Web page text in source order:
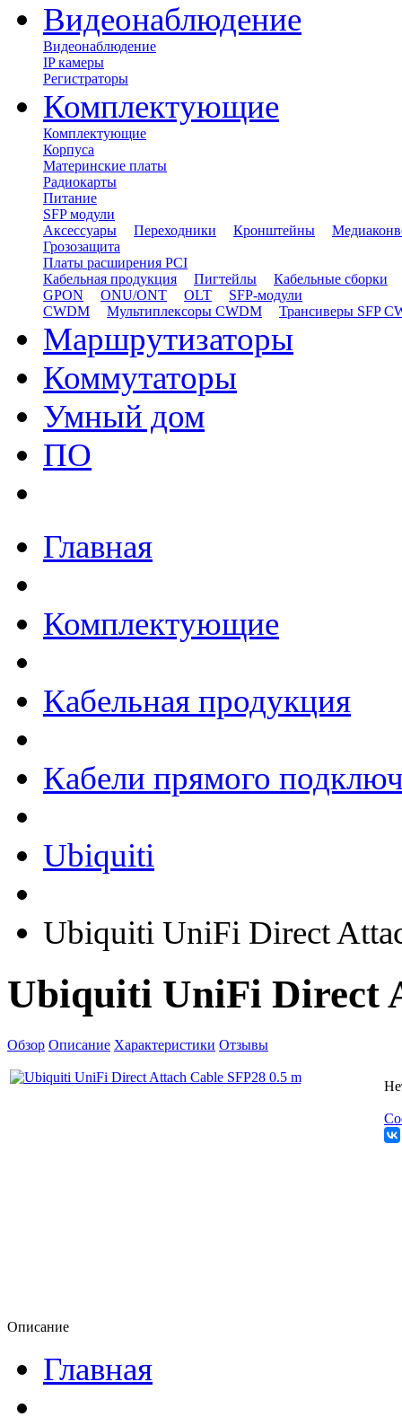
Видеонаблюдение
Видеонаблюдение
IP камеры
Регистраторы
Комплектующие
Комплектующие
Корпуса
Материнские платы
Радиокарты
Питание
SFP модули
Аксессуары
Переходники Кронштейны
Грозозащита
Платы расширения PCI
Кабельная продукция
Пигтейлы
Кабельные сборки
GPON
ONU/ONT OLT
SFP-модули
CWDM
Мультиплексоры CWDM Трансиверы SFP
Маршрутизаторы
Коммутаторы
Умный дом
ПО
Главная
Комплектующие
Кабельная продукция
Кабели прямого
Ubiquiti
Ubiquiti UniFi Direct
Ubiquiti UniFi Direct
Обзор Описание Характеристики Отзывы
Описание
Главная